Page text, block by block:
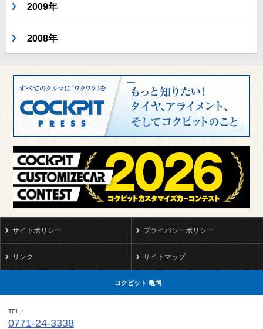
2009年
2008年
サイトポリシー プライバシーポリシー
リンク サイトマップ
コクピット 亀岡
TEL
0771-24-3338